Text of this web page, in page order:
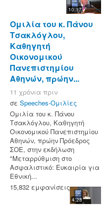
10:17
Ομιλία του κ. Πάνου
Τσακλόγλου,
Καθηγητή
Οικονομικού
Πανεπιστημίου
Αθηνών, πρώην...
11 χρόνια πριν
σε Speeches-Ομιλίες
Ομιλία του κ. Πάνου
Τσακλόγλου, Καθηγητή
Οικονομικού Πανεπιστημίου
Αθηνών, πρώην Πρόεδρος
ΣΟΕ, στην εκδήλωση
"Μεταρρύθμιση στο
Ασφαλιστικό: Ευκαιρία για
Εθνική...
15,832 εμφανίσεις
4:28